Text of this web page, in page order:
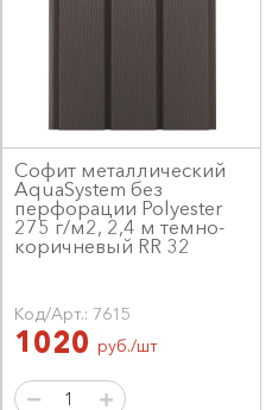
Софит металлический
AquaSystem без
перфорации Polyester
275 г/м2, 2,4 м темно-
коричневый RR 32
Код/Арт.: 7615
1020 руб./шт